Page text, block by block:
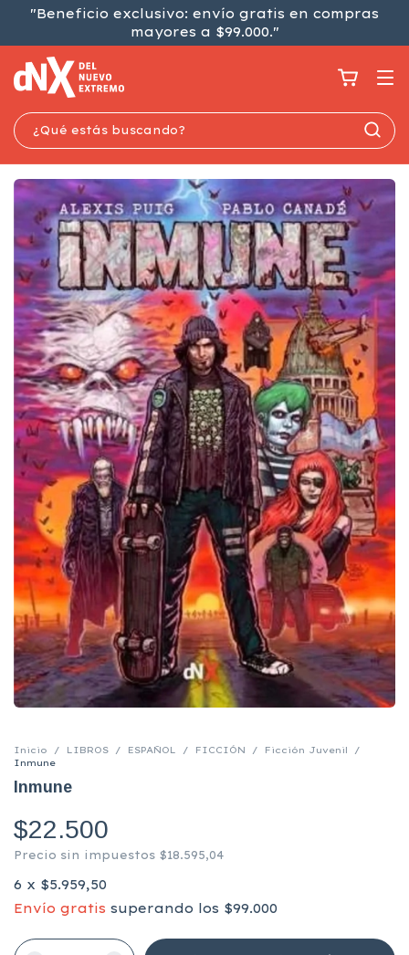
"Beneficio exclusivo: envío gratis en compras
mayores a $99.000."
Inicio / LIBROS / ESPAÑOL / FICCIÓN / Ficción Juvenil
/
Inmune
Inmune
$22.500
Precio sin impuestos $18.595,04
6 x $5.959,50
Envío gratis superando los $99.000